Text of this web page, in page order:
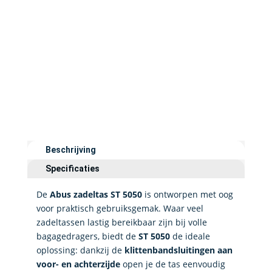
Beschrijving
Specificaties
De Abus zadeltas ST 5050is ontworpen met oog
voor praktisch gebruiksgemak. Waar veel
zadeltassen lastig bereikbaar zijn bij volle
bagagedragers, biedt de ST 5050de ideale
oplossing: dankzij de klittenbandsluitingen aan
voor- en achterzijdeopen je de tas eenvoudig